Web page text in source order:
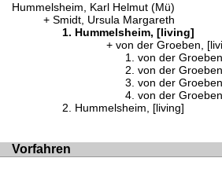
Hummelsheim, Karl Helmut (Mü)
Smidt, Ursula Margareth
Hummelsheim, [living]
von der Groeben,
von der
von der
von der
von der
Hummelsheim, [living]
Vorfahren